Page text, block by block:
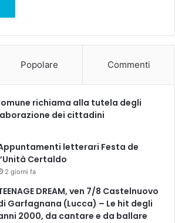
Popolare Commenti
richiama alla tutela degli
dei cittadini
letterari Festa de
Certaldo
2 giorni fa
DREAM, ven 7/8 Castelnuovo
Garfagnana (Lucca) – Le hit degli
2000, da cantare e da ballare